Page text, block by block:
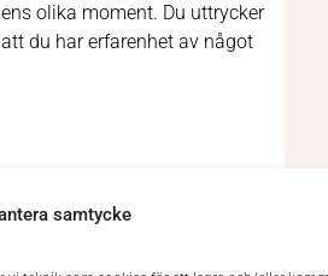
samtycke
olika moment. Du uttrycker
du har erfarenhet av något
Du är proaktiv och är inte
ifrån. Vidare ser vi att du
noggrannhet och